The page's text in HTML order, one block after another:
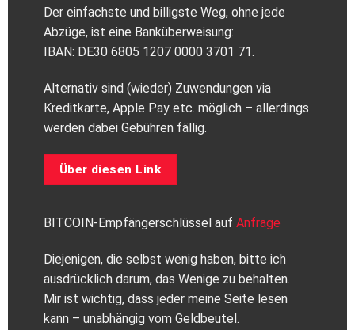
Der einfachste und billigste Weg, ohne jede
Abzüge, ist eine Banküberweisung:
IBAN: DE30 6805 1207 0000 3701 71.
Alternativ sind (wieder) Zuwendungen via
Kreditkarte, Apple Pay etc. möglich – allerdings
werden dabei Gebühren fällig.
Über diesen Link
BITCOIN-Empfängerschlüssel auf Anfrage
Diejenigen, die selbst wenig haben, bitte ich
ausdrücklich darum, das Wenige zu behalten.
Mir ist wichtig, dass jeder meine Seite lesen
kann – unabhängig vom Geldbeutel.